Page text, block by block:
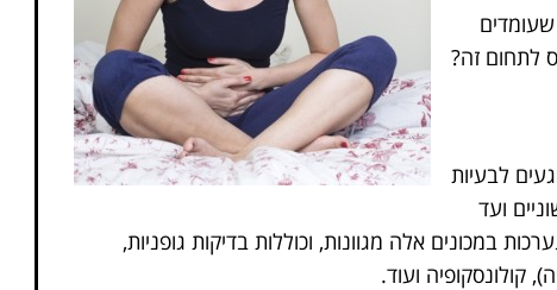
לתחום זה?
לבעיות
ועד
במכונים אלה מגוונות, וכוללות בדיקות גופניות,
קולונסקופיה ועוד.